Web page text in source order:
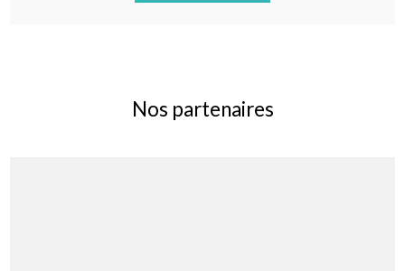
Nos partenaires